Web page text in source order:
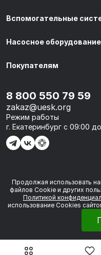
© 2026 «УЭСК-
Вспомогательные
Насосное оборудование
Покупателям
8 800 550 79 59
zakaz@uesk.org
Режим работы
г. Екатеринбург с 09:00
Политика
Продолжая использовать
файлов Сookie и других
Политикой
использование Cookies